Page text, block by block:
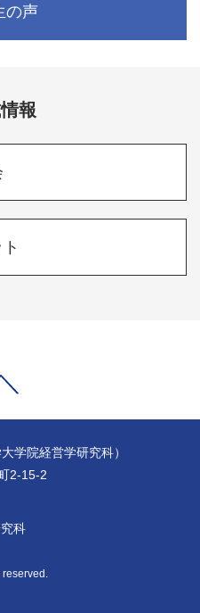
の声
報
学院経営学研究科）
2-15-2
科